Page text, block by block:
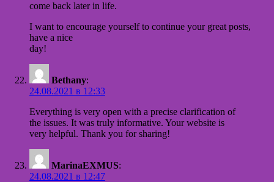
come back later in life.
I want to encourage yourself to continue your great posts,
have a nice
day!
Bethany:
24.08.2021 в 12:33
Everything is very open with a precise clarification of
the issues. It was truly informative. Your website is
very helpful. Thank you for sharing!
MarinaEXMUS:
24.08.2021 в 12:47